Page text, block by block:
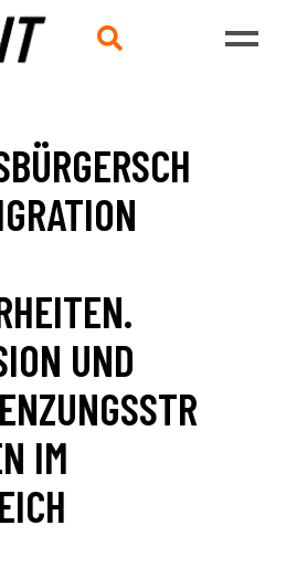
UND
IM